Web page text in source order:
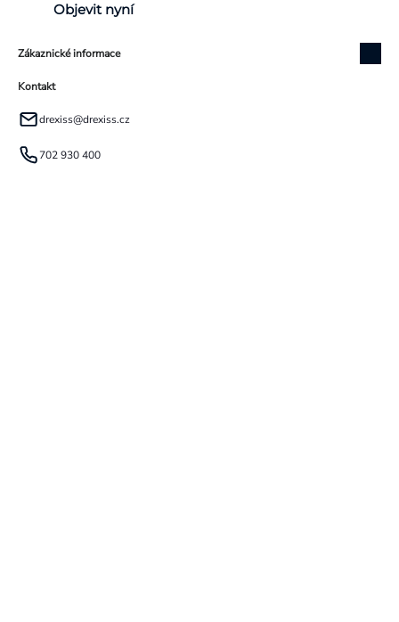
Objevit nyní
Zákaznické informace
Kontakt
drexiss@drexiss.cz
702 930 400